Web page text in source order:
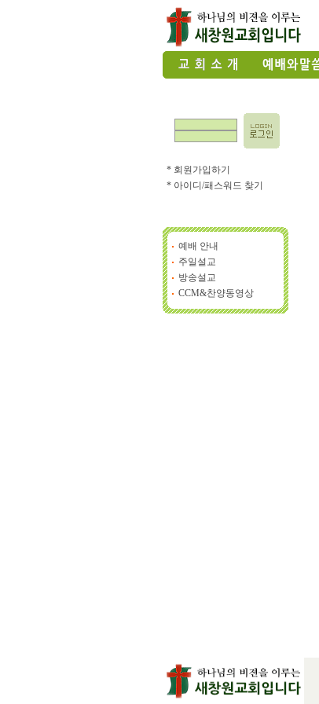
* 회원가입하기
* 아이디/패스워드 찾기
예배 안내
주일설교
방송설교
CCM&찬양동영상